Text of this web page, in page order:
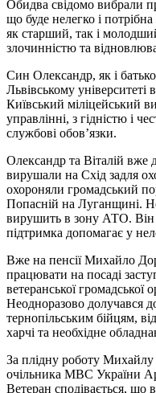
Обидва свідомо вибрали
що буде нелегко і
як старший, так і
злочинністю та
Син Олександр, як і
Львівському університеті
Київський міліцейський
управлінні, з гідністю і
службові обов’язки.
Олександр та Віталій вже
вирушали на Схід задля
охороняли громадський
Попасній на Луганщині.
вирушить в зону АТО. Він
підтримка допомагає у
Вже на пенсії Михайло
працювати на посаді
ветеранської громадської
Неодноразово долучався
тернопільським бійцям,
харчі та необхідне
За плідну роботу
очільника МВС України
Ветеран сподівається, що